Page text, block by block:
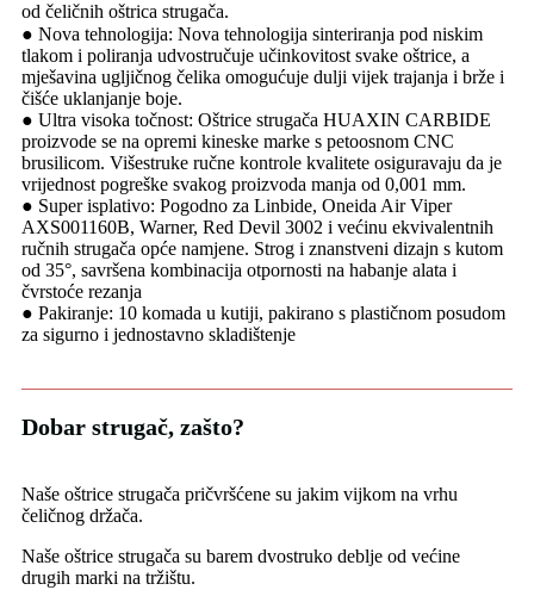
od čeličnih oštrica strugača.
● Nova tehnologija: Nova tehnologija sinteriranja pod niskim
tlakom i poliranja udvostručuje učinkovitost svake oštrice, a
mješavina ugljičnog čelika omogućuje dulji vijek trajanja i brže i
čišće uklanjanje boje.
● Ultra visoka točnost: Oštrice strugača HUAXIN CARBIDE
proizvode se na opremi kineske marke s petoosnom CNC
brusilicom. Višestruke ručne kontrole kvalitete osiguravaju da je
vrijednost pogreške svakog proizvoda manja od 0,001 mm.
● Super isplativo: Pogodno za Linbide, Oneida Air Viper
AXS001160B, Warner, Red Devil 3002 i većinu ekvivalentnih
ručnih strugača opće namjene. Strog i znanstveni dizajn s kutom
od 35°, savršena kombinacija otpornosti na habanje alata i
čvrstoće rezanja
● Pakiranje: 10 komada u kutiji, pakirano s plastičnom posudom
za sigurno i jednostavno skladištenje
Dobar strugač, zašto?
Naše oštrice strugača pričvršćene su jakim vijkom na vrhu
čeličnog držača.
Naše oštrice strugača su barem dvostruko deblje od većine
drugih marki na tržištu.